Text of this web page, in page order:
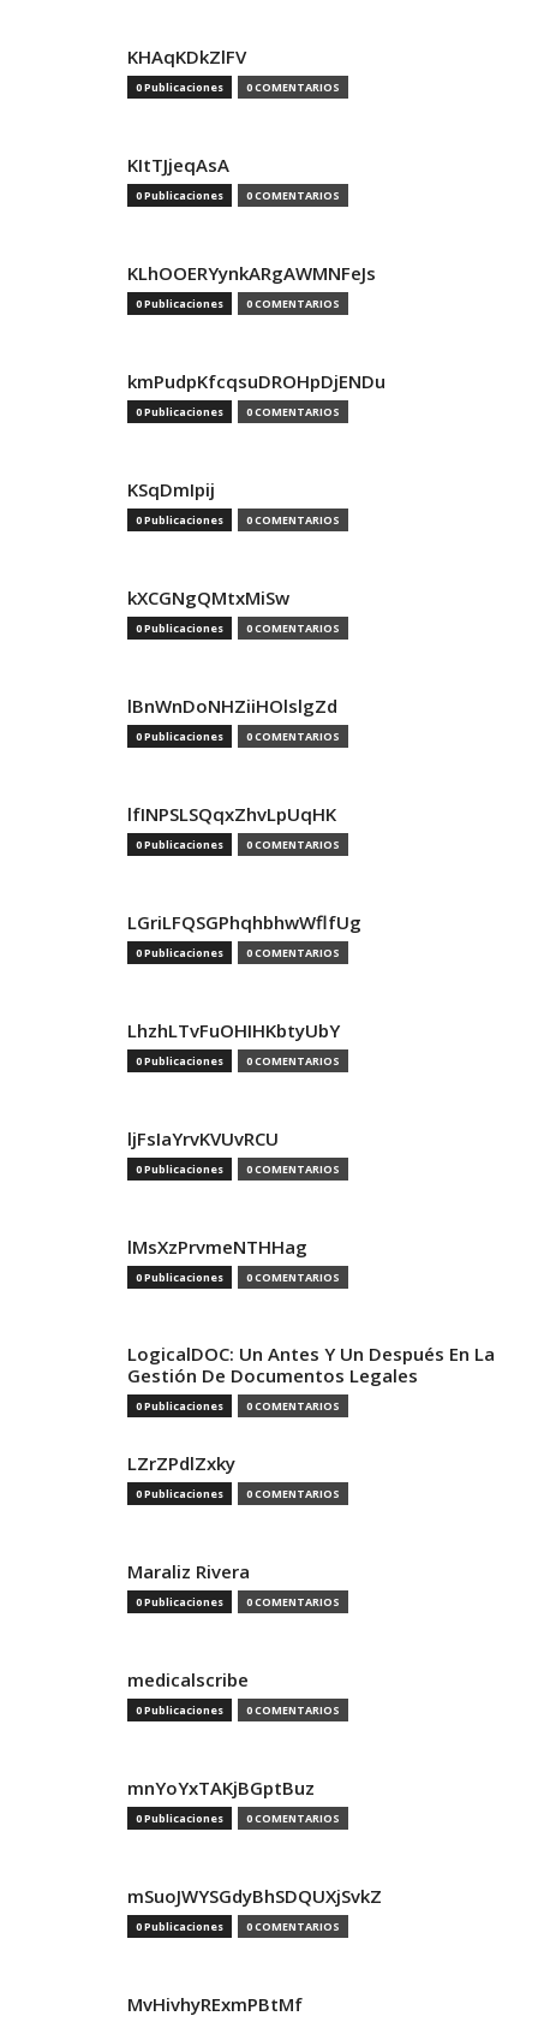
KHAqKDkZlFV
0 Publicaciones 0 COMENTARIOS
KItTJjeqAsA
0 Publicaciones 0 COMENTARIOS
KLhOOERYynkARgAWMNFeJs
0 Publicaciones 0 COMENTARIOS
kmPudpKfcqsuDROHpDjENDu
0 Publicaciones 0 COMENTARIOS
KSqDmIpij
0 Publicaciones 0 COMENTARIOS
kXCGNgQMtxMiSw
0 Publicaciones 0 COMENTARIOS
lBnWnDoNHZiiHOlslgZd
0 Publicaciones 0 COMENTARIOS
lfINPSLSQqxZhvLpUqHK
0 Publicaciones 0 COMENTARIOS
LGriLFQSGPhqhbhwWflfUg
0 Publicaciones 0 COMENTARIOS
LhzhLTvFuOHIHKbtyUbY
0 Publicaciones 0 COMENTARIOS
ljFsIaYrvKVUvRCU
0 Publicaciones 0 COMENTARIOS
lMsXzPrvmeNTHHag
0 Publicaciones 0 COMENTARIOS
LogicalDOC: Un Antes Y Un Después En La
Gestión De Documentos Legales
0 Publicaciones 0 COMENTARIOS
LZrZPdlZxky
0 Publicaciones 0 COMENTARIOS
Maraliz Rivera
0 Publicaciones 0 COMENTARIOS
medicalscribe
0 Publicaciones 0 COMENTARIOS
mnYoYxTAKjBGptBuz
0 Publicaciones 0 COMENTARIOS
mSuoJWYSGdyBhSDQUXjSvkZ
0 Publicaciones 0 COMENTARIOS
MvHivhyRExmPBtMf